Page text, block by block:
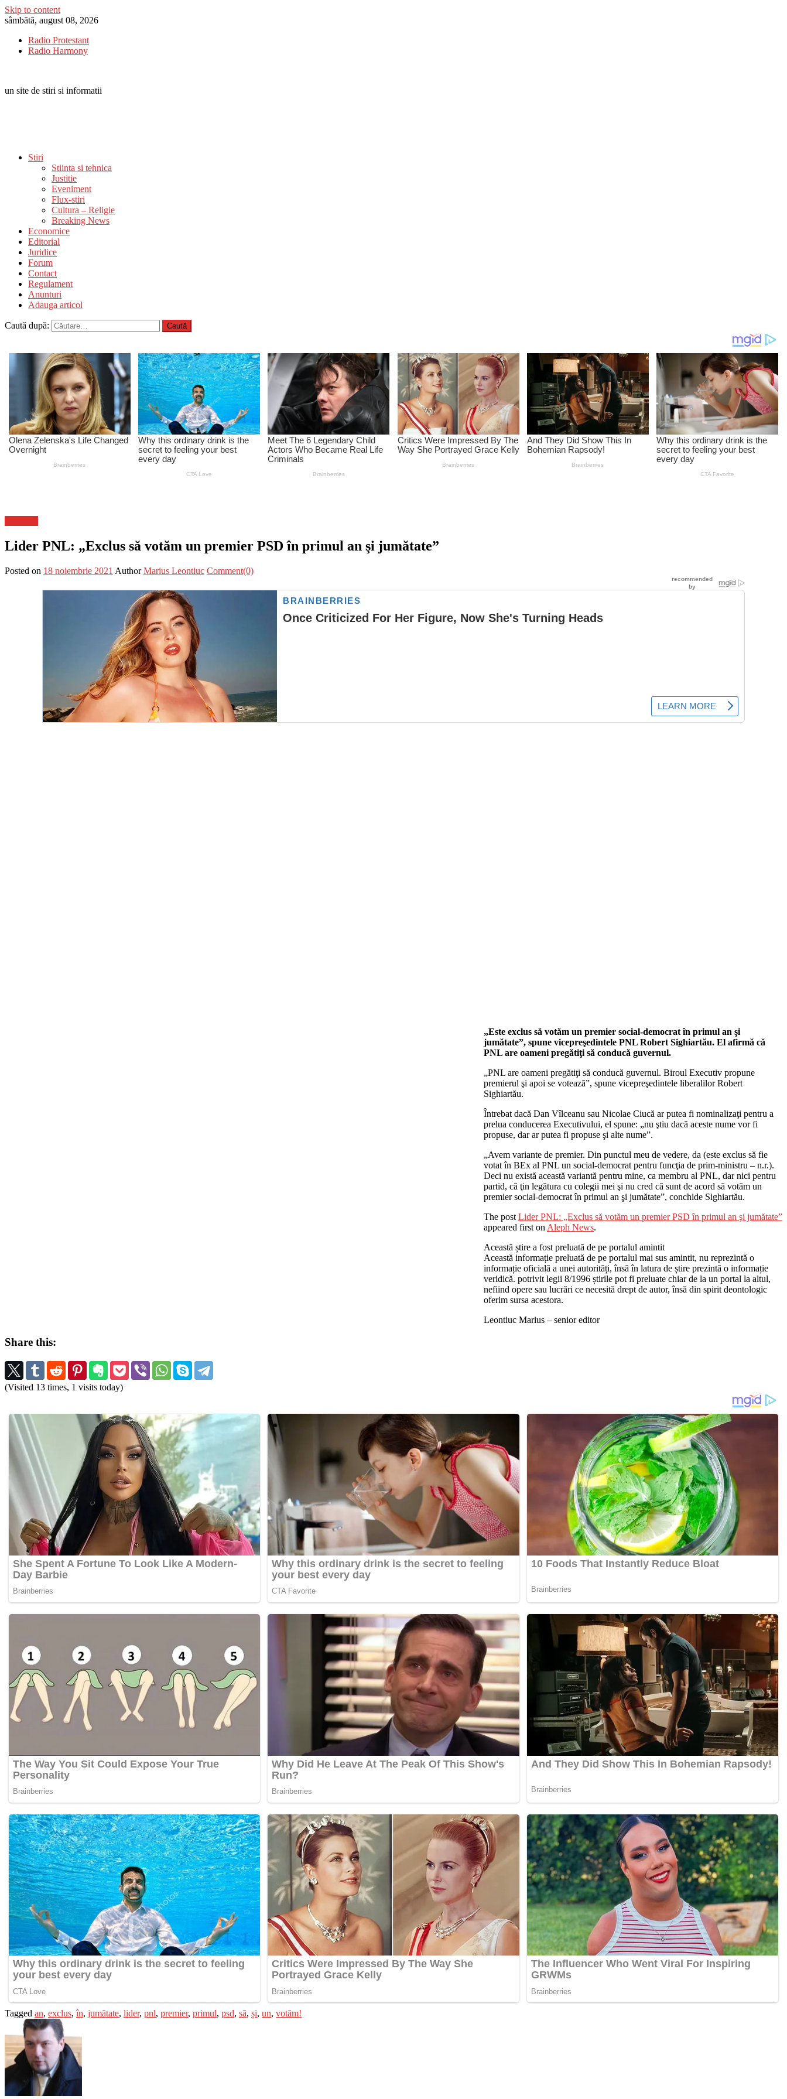
Skip to content
sâmbătă, august 08, 2026
Radio Protestant
Radio Harmony
un site de stiri si informatii
Stiri
Stiinta si tehnica
Justitie
Eveniment
Flux-stiri
Cultura – Religie
Breaking News
Economice
Editorial
Juridice
Forum
Contact
Regulament
Anunturi
Adauga articol
Caută după:
Lider PNL: „Exclus să votăm un premier PSD în primul an şi jumătate”
Posted on 18 noiembrie 2021 Author Marius Leontiuc Comment(0)
„Este exclus să votăm un premier social-democrat în primul an şi
jumătate”, spune vicepreşedintele PNL Robert Sighiartău. El afirmă că
PNL are oameni pregătiţi să conducă guvernul.
„PNL are oameni pregătiţi să conducă guvernul. Biroul Executiv propune
premierul şi apoi se votează”, spune vicepreşedintele liberalilor Robert
Sighiartău.
Întrebat dacă Dan Vîlceanu sau Nicolae Ciucă ar putea fi nominalizaţi pentru a
prelua conducerea Executivului, el spune: „nu ştiu dacă aceste nume vor fi
propuse, dar ar putea fi propuse şi alte nume”.
„Avem variante de premier. Din punctul meu de vedere, da (este exclus să fie
votat în BEx al PNL un social-democrat pentru funcţia de prim-ministru – n.r.).
Deci nu există această variantă pentru mine, ca membru al PNL, dar nici pentru
partid, că ţin legătura cu colegii mei şi nu cred că sunt de acord să votăm un
premier social-democrat în primul an şi jumătate”, conchide Sighiartău.
The post Lider PNL: „Exclus să votăm un premier PSD în primul an şi jumătate”
appeared first on Aleph News.
Această știre a fost preluată de pe portalul amintit
Această informație preluată de pe portalul mai sus amintit, nu reprezintă o
informație oficială a unei autorități, însă în latura de știre prezintă o informație
veridică. potrivit legii 8/1996 știrile pot fi preluate chiar de la un portal la altul,
nefiind opere sau lucrări ce necesită drept de autor, însă din spirit deontologic
oferim sursa acestora.
Leontiuc Marius – senior editor
Share this:
(Visited 13 times, 1 visits today)
Tagged an, exclus,în, jumătate, lider, pnl, premier, primul, psd, să, și, un, votăm!